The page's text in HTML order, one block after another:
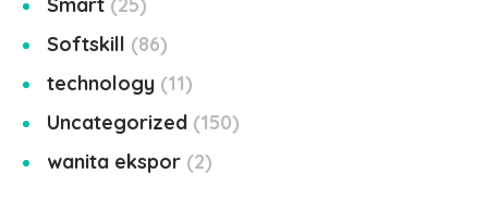
Softskill
86
technology 11
Uncategorized 150
wanita ekspor 2